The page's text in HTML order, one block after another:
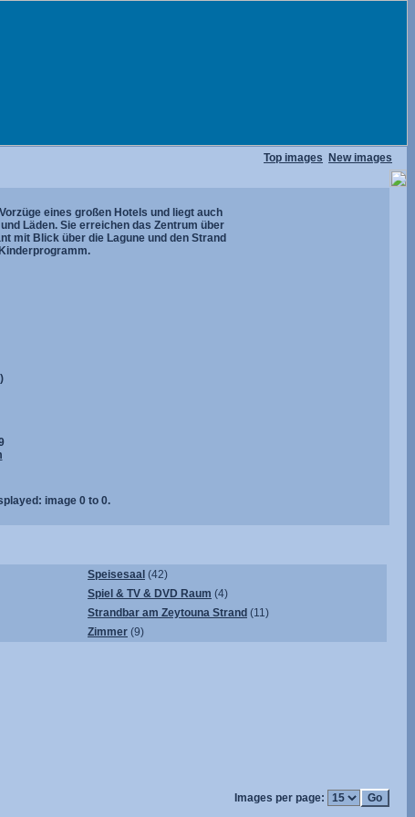
Top images
New images
eines großen Hotels und liegt auch
Läden. Sie erreichen das Zentrum über
mit Blick über die Lagune und den Strand
image 0 to 0.
Speisesaal (42)
Spiel & TV & DVD Raum (4)
Strandbar am Zeytouna Strand (11)
Zimmer (9)
Images per page: